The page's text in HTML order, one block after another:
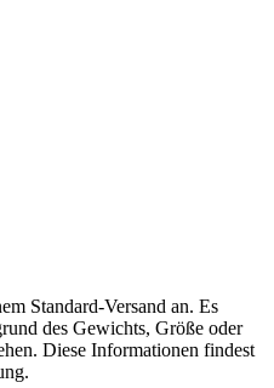
Standard-Versand an. Es
des Gewichts, Größe oder
Diese Informationen findest